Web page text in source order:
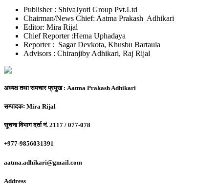
Publisher : ShivaJyoti Group Pvt.Ltd
Chairman/News Chief: Aatma Prakash Adhikari
Editor: Mira Rijal
Chief Reporter :Hema Uphadaya
Reporter : Sagar Devkota, Khusbu Bartaula
Advisors : Chiranjiby Adhikari, Raj Rijal
अध्यक्ष तथा समचार प्रमुख : Aatma Prakash Adhikari
सम्पादकः Mira Rijal
सूचना विभाग दर्ता नं. 2117 / 077-078
+977-9856031391
aatma.adhikari@gmail.com
Address